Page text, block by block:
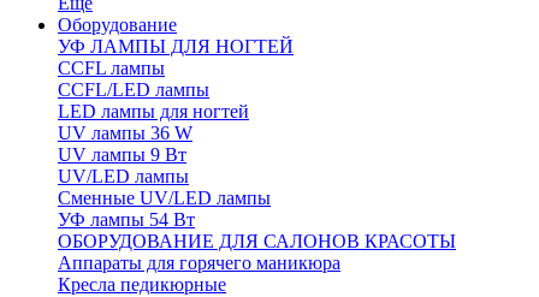
Оборудование
УФ ЛАМПЫ ДЛЯ НОГТЕЙ
CCFL лампы
CCFL/LED лампы
LED лампы для ногтей
UV лампы 36 W
UV лампы 9 Вт
UV/LED лампы
Сменные UV/LED лампы
УФ лампы 54 Вт
ОБОРУДОВАНИЕ ДЛЯ САЛОНОВ КРАСОТЫ
Аппараты для горячего маникюра
Кресла педикюрные